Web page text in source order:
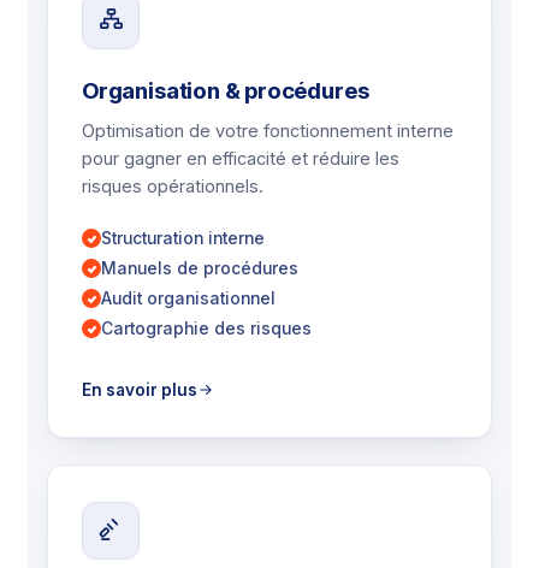
Organisation & procédures
Optimisation de votre fonctionnement interne
pour gagner en efficacité et réduire les
risques opérationnels.
Structuration interne
Manuels de procédures
Audit organisationnel
Cartographie des risques
En savoir plus